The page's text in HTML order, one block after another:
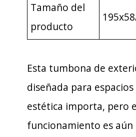
Tamaño del
producto
Esta tumbona de
diseñada para
estética importa, pero
funcionamiento es aún